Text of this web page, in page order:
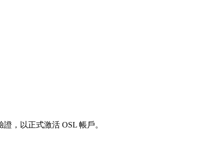
，以正式激活 OSL 帳戶。